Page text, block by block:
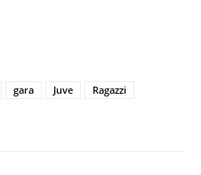
gara Juve
Ragazzi